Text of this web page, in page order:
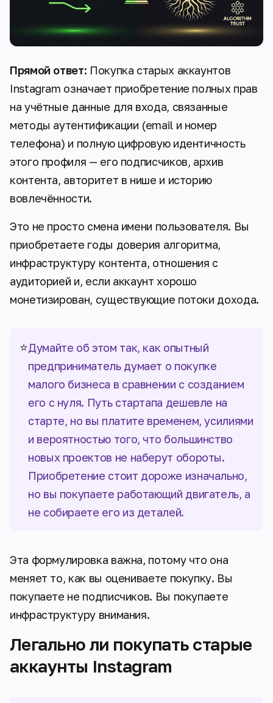
Прямой ответ: Покупка старых аккаунтов
Instagram означает приобретение полных прав
на учётные данные для входа, связанные
методы аутентификации (email и номер
телефона) и полную цифровую идентичность
этого профиля — его подписчиков, архив
контента, авторитет в нише и историю
вовлечённости.
Это не просто смена имени пользователя. Вы
приобретаете годы доверия алгоритма,
инфраструктуру контента, отношения с
аудиторией и, если аккаунт хорошо
монетизирован, существующие потоки дохода.
⭐Думайте об этом так, как опытный
предприниматель думает о покупке
малого бизнеса в сравнении с созданием
его с нуля. Путь стартапа дешевле на
старте, но вы платите временем, усилиями
и вероятностью того, что большинство
новых проектов не наберут обороты.
Приобретение стоит дороже изначально,
но вы покупаете работающий двигатель, а
не собираете его из деталей.
Эта формулировка важна, потому что она
меняет то, как вы оцениваете покупку. Вы
покупаете не подписчиков. Вы покупаете
инфраструктуру внимания.
Легально ли покупать старые
аккаунты Instagram